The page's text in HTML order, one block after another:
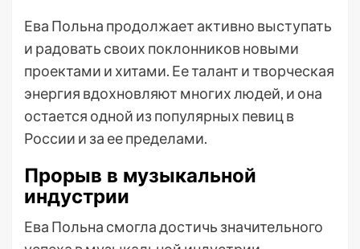
Ева Польна продолжает активно выступать
и радовать своих поклонников новыми
проектами и хитами. Ее талант и творческая
энергия вдохновляют многих людей, и она
остается одной из популярных певиц в
России и за ее пределами.
Прорыв в музыкальной
индустрии
Ева Польна смогла достичь значительного